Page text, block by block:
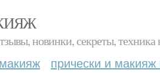
новинки, секреты, техника
прически и